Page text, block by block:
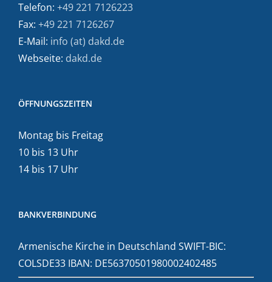
Telefon: +49 221 7126223
Fax: +49 221 7126267
E-Mail: info (at) dakd.de
Webseite: dakd.de
ÖFFNUNGSZEITEN
Montag bis Freitag
10 bis 13 Uhr
14 bis 17 Uhr
BANKVERBINDUNG
Armenische Kirche in Deutschland SWIFT-BIC:
COLSDE33 IBAN: DE56370501980002402485